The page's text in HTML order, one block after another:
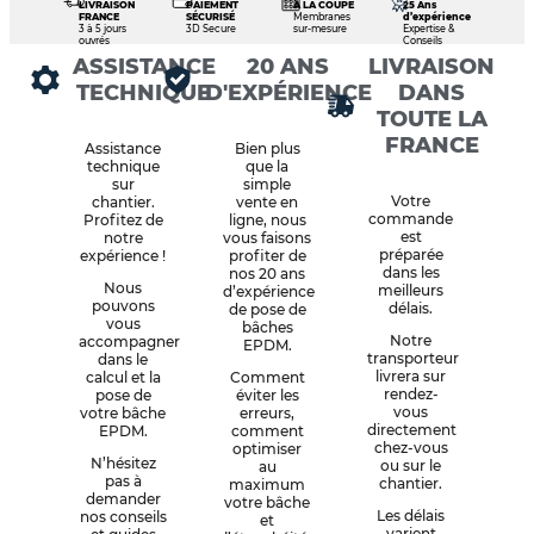
LIVRAISON
FRANCE
3 à 5 jours
ouvrés
PAIEMENT
SÉCURISÉ
3D Secure
À LA COUPE
Membranes
sur-mesure
25 Ans
d’expérience
Expertise &
Conseils
ASSISTANCE
TECHNIQUE
Assistance
technique
sur
chantier.
Profitez de
notre
expérience !
Nous
pouvons
vous
accompagner
dans le
calcul et la
pose de
votre bâche
EPDM.
N’hésitez
pas à
demander
nos conseils
20 ANS
D'EXPÉRIENCE
Bien plus
que la
simple
vente en
ligne, nous
vous faisons
profiter de
nos 20 ans
d’expérience
de pose de
bâches
EPDM.
Comment
éviter les
erreurs,
comment
optimiser
au
maximum
votre bâche
et
LIVRAISON
DANS
TOUTE LA
FRANCE
Votre
commande
est
préparée
dans les
meilleurs
délais.
Notre
transporteur
livrera sur
rendez-
vous
directement
chez-vous
ou sur le
chantier.
Les délais